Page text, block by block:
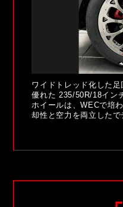
ワイドトレッド化した
優れた 235/50R/18イン
ホイールは、WECで培
却性と空力を両立したで